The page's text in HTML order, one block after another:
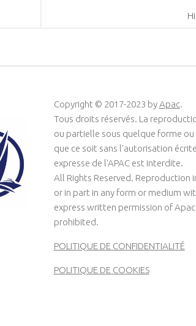
Copyright © 2017-2023 byApac.
Tous droits réservés. La
ou partielle sous quelque forme
que ce soit sans l'autorisation écrite
expresse de l'APAC est interdite.
All Rights Reserved. Reproduction
or in part in any form or medium
express written permission of Apac
prohibited.
POLITIQUE DE CONFIDENTIALITÉ
POLITIQUE DE COOKIES